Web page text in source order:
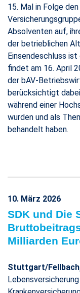
15. Mal in Folge
Absolventen auf,
der betrieblichen
Einsendeschluss
findet am 16. April
der bAV-
berücksichtigt
während einer
wurden und als
behandelt haben.
10. März 2026
SDK und Die
Milliarden
Stuttgart/